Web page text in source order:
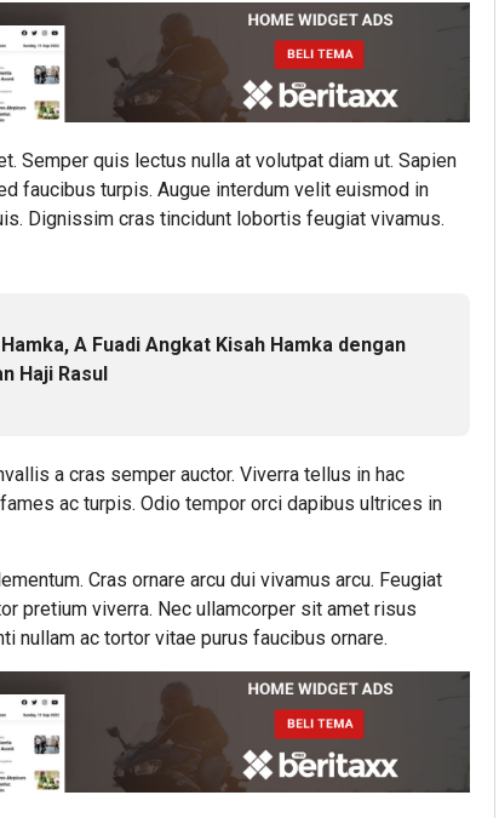
Semper quis lectus nulla at volutpat diam ut. Sapien
faucibus turpis. Augue interdum velit euismod in
Dignissim cras tincidunt lobortis feugiat vivamus.
A Fuadi Angkat Kisah Hamka dengan
Haji Rasul
a cras semper auctor. Viverra tellus in hac
ac turpis. Odio tempor orci dapibus ultrices in
Cras ornare arcu dui vivamus arcu. Feugiat
pretium viverra. Nec ullamcorper sit amet risus
nullam ac tortor vitae purus faucibus ornare.